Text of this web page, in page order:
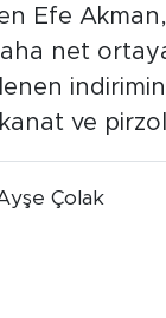
Efe
net ortaya
ve
Çolak